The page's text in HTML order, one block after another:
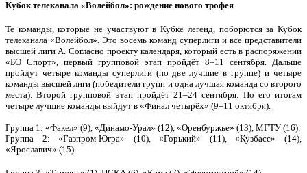
Кубок телеканала «Волейбол»: рождение нового трофея
Те команды, которые не участвуют в Кубке легенд, поборются за Кубок
телеканала «Волейбол». Это восемь команд суперлиги и все представители
высшей лиги А. Согласно проекту календаря, который есть в распоряжении
«БО Спорт», первый групповой этап пройдёт 8–11 сентября. Дальше
пройдут четыре команды суперлиги (по две лучшие в группе) и четыре
команды высшей лиги (победители групп и одна лучшая команда со второго
места). Второй групповой этап пройдёт 21–24 сентября. По его итогам
четыре лучшие команды выйдут в «Финал четырёх» (9–11 октября).
Группа 1: «Факел» (9), «Динамо-Урал» (12), «Оренбуржье» (13), МГТУ (16).
Группа 2: «Газпром-Югра» (10), «Горький» (11), «Кузбасс» (14),
«Ярославич» (15).